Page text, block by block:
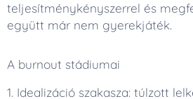
teljesítménykényszerrel és
együtt már nem gyerekjáték.
A burnout stádiumai
1. Idealizáció szakasza: túlzott